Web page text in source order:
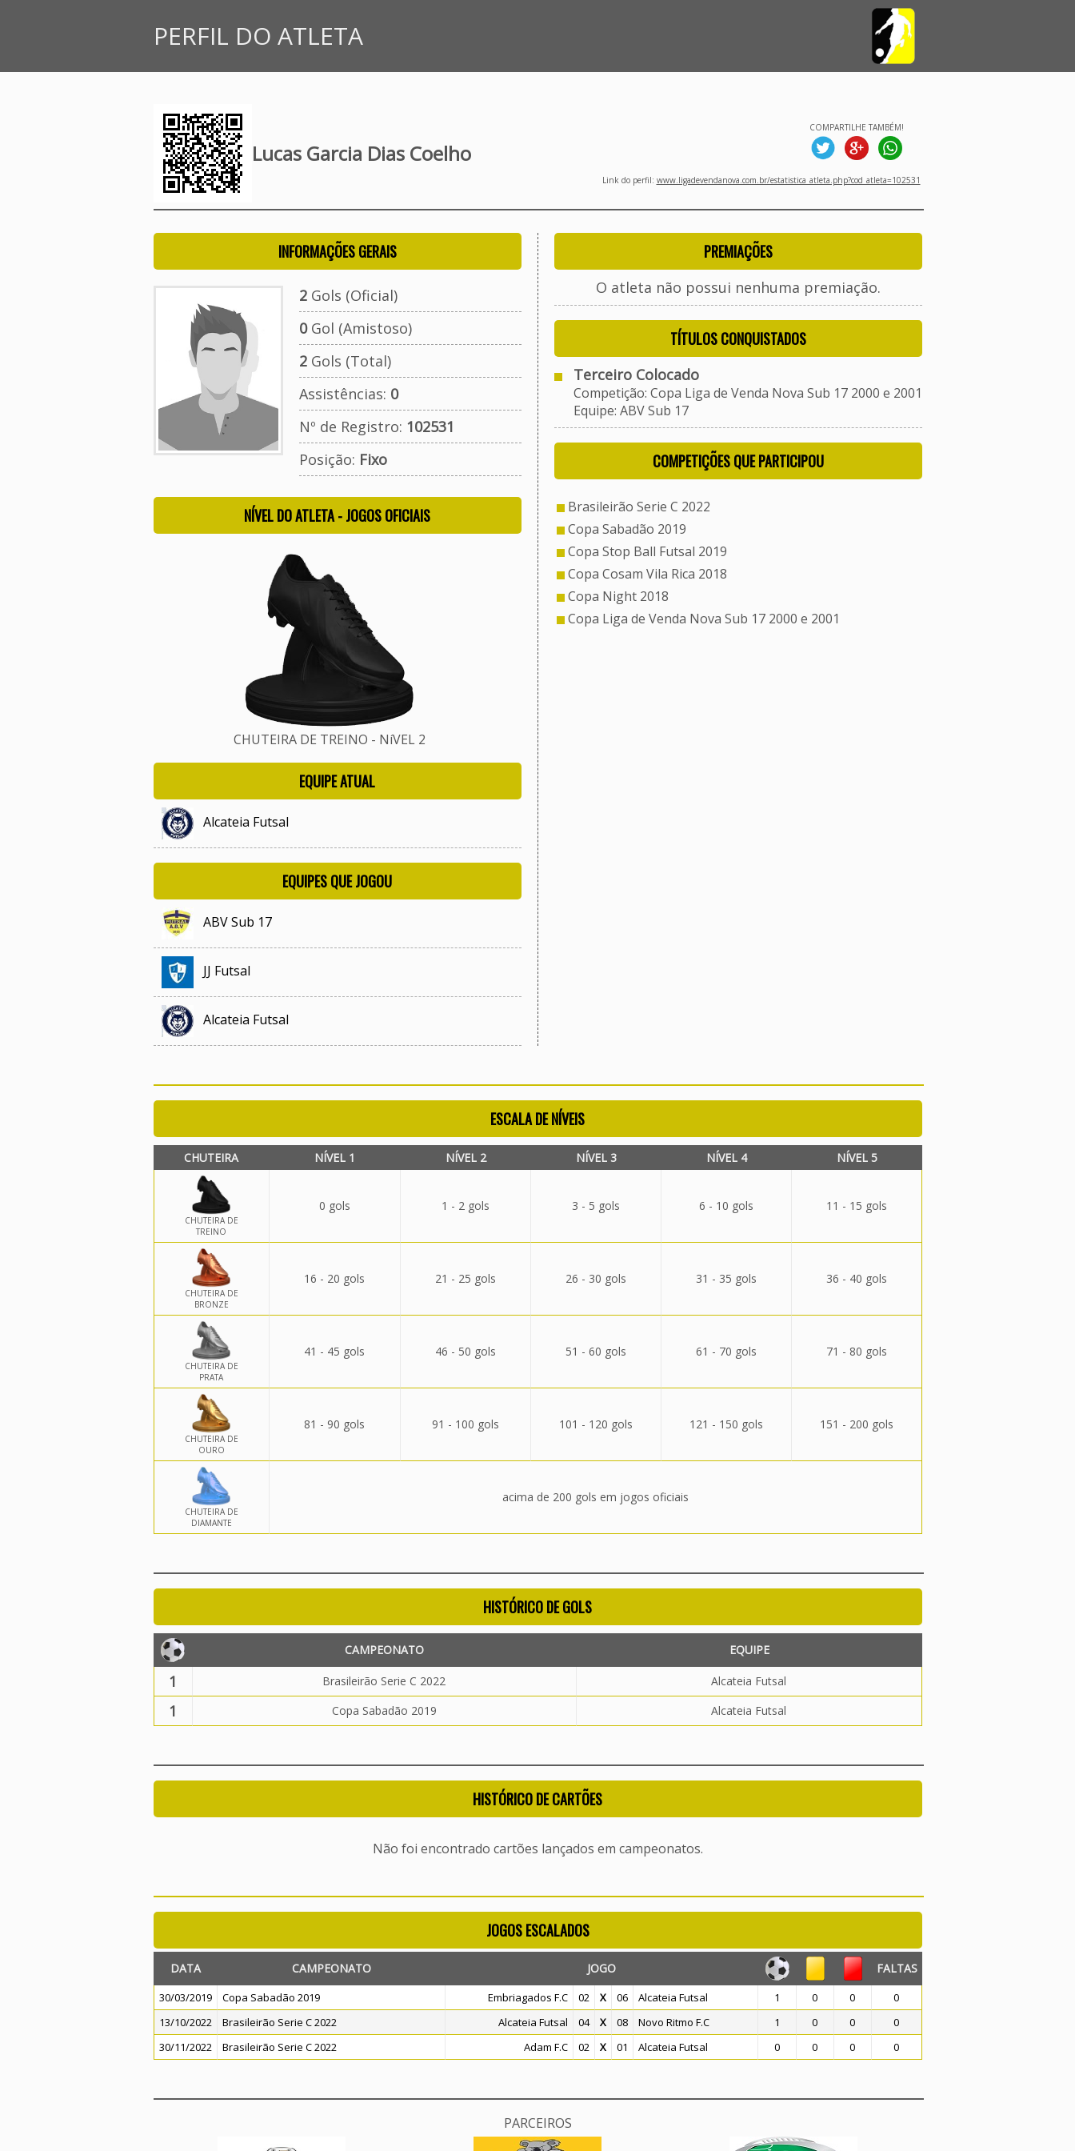
PERFIL DO ATLETA
Lucas Garcia Dias Coelho
COMPARTILHE TAMBÉM!
Link do perfil: www.ligadevendanova.com.br/estatistica_atleta.php?cod_atleta=102531
INFORMAÇÕES GERAIS
2Gols (Oficial)
0Gol (Amistoso)
2Gols (Total)
Assistências: 0
Nº de Registro: 102531
Posição: Fixo
NÍVEL DO ATLETA - JOGOS OFICIAIS
CHUTEIRA DE TREINO - NíVEL 2
EQUIPE ATUAL
Alcateia Futsal
EQUIPES QUE JOGOU
ABV Sub 17
JJ Futsal
Alcateia Futsal
PREMIAÇÕES
O atleta não possui nenhuma premiação.
TÍTULOS CONQUISTADOS
Terceiro Colocado
Competição: Copa Liga de Venda Nova Sub 17 2000 e 2001
Equipe: ABV Sub 17
COMPETIÇÕES QUE PARTICIPOU
Brasileirão Serie C 2022
Copa Sabadão 2019
Copa Stop Ball Futsal 2019
Copa Cosam Vila Rica 2018
Copa Night 2018
Copa Liga de Venda Nova Sub 17 2000 e 2001
ESCALA DE NÍVEIS
CHUTEIRA NÍVEL 1 NÍVEL 2 NÍVEL 3 NÍVEL 4 NÍVEL 5
CHUTEIRA DE
TREINO
0 gols 1 - 2 gols 3 - 5 gols 6 - 10 gols 11 - 15 gols
CHUTEIRA DE
BRONZE
16 - 20 gols 21 - 25 gols 26 - 30 gols 31 - 35 gols 36 - 40 gols
CHUTEIRA DE
PRATA
41 - 45 gols 46 - 50 gols 51 - 60 gols 61 - 70 gols 71 - 80 gols
CHUTEIRA DE
OURO
81 - 90 gols 91 - 100 gols 101 - 120 gols 121 - 150 gols 151 - 200 gols
CHUTEIRA DE
DIAMANTE
acima de 200 gols em jogos oficiais
HISTÓRICO DE GOLS
CAMPEONATO EQUIPE
1 Brasileirão Serie C 2022 Alcateia Futsal
1 Copa Sabadão 2019 Alcateia Futsal
HISTÓRICO DE CARTÕES
Não foi encontrado cartões lançados em campeonatos.
JOGOS ESCALADOS
DATA CAMPEONATO JOGO FALTAS
30/03/2019 Copa Sabadão 2019 Embriagados F.C 02 X 06 Alcateia Futsal 1 0 0
0
13/10/2022
Brasileirão Serie C 2022 Alcateia Futsal 04 X 08 Novo Ritmo F.C 1 0 0
0
30/11/2022
Brasileirão Serie C 2022 Adam F.C 02 X 01 Alcateia Futsal 0 0 0 0
PARCEIROS